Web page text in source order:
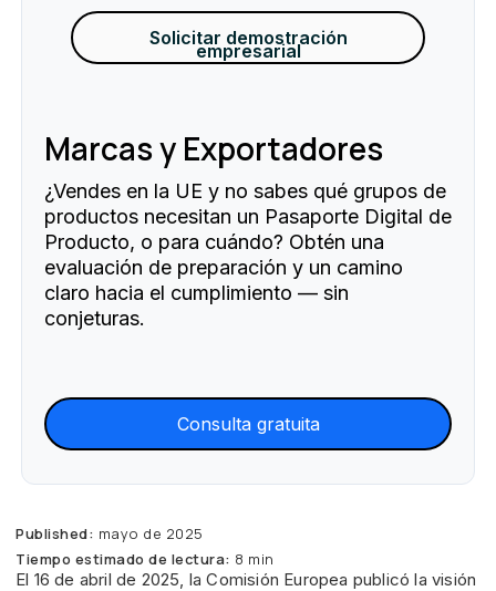
Solicitar demostración
empresarial
Marcas y Exportadores
¿Vendes en la UE y no sabes qué grupos de
productos necesitan un Pasaporte Digital de
Producto, o para cuándo? Obtén una
evaluación de preparación y un camino
claro hacia el cumplimiento — sin
conjeturas.
Consulta gratuita
Published: mayo de 2025
Tiempo estimado de lectura: 8 min
El 16 de abril de 2025, la Comisión Europea publicó la visión